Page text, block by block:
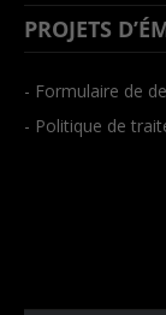
PROJETS
- Formulaire de
- Politique de